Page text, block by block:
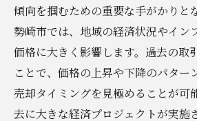
伊勢崎市での不動産査定
物件価値を高めるための
プロの視点から見た正確
査定時に確認すべき重要
伊勢崎市特有の査定に影
傾向を掴むための重要な手がかりと
勢崎市では、地域の経済状況やイン
価格に大きく影響します。過去の取
ことで、価格の上昇や下降のパター
売却タイミングを見極めることが可
去に大きな経済プロジェクトが実施